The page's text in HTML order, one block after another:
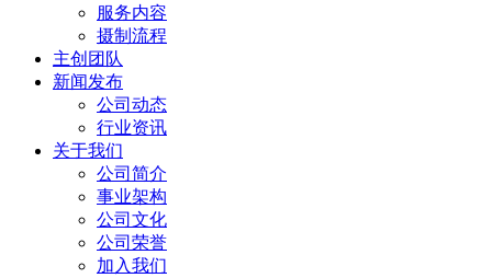
服务内容
摄制流程
主创团队
新闻发布
公司动态
行业资讯
关于我们
公司简介
事业架构
公司文化
公司荣誉
加入我们